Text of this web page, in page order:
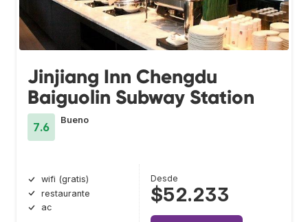
Jinjiang Inn Chengdu
Baiguolin Subway Station
7.6
Bueno
wifi (gratis)
restaurante
ac
Desde
$52.233